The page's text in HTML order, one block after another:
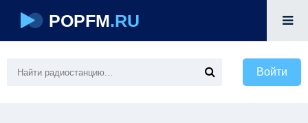
POPFM.RU
Войти